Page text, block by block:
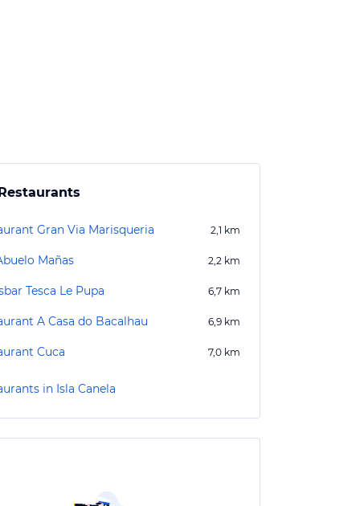
Gran Via Marisqueria 2,1 km
Mañas 2,2 km
Tesca Le Pupa 6,7 km
A Casa do Bacalhau 6,9 km
Cuca 7,0 km
in Isla Canela